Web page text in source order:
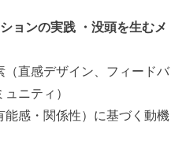
ョンの実践 ・没頭を生むメ
（直感デザイン、フィードバ
ニティ）
能感・関係性）に基づく動機